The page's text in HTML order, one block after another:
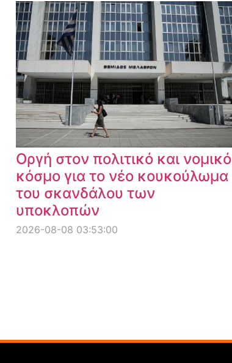
Οργή στον πολιτικό και νομικό
κόσμο για το νέο κουκούλωμα
του σκανδάλου των
υποκλοπών
2026-08-08 03:53:00